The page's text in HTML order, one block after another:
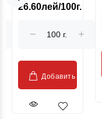
Sublime Cow
26.60лей/100г.
Добавить